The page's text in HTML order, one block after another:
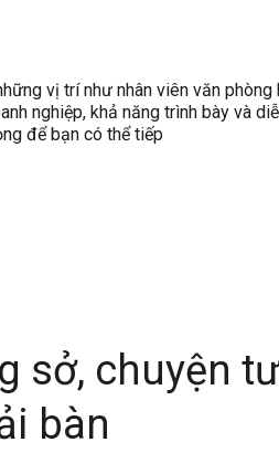
vị trí như nhân viên văn phòng
nghiệp, khả năng trình bày và
để bạn có thể tiếp
sở, chuyện
bàn